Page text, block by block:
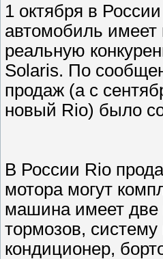
1 октября в
автомобиль имеет
реальную
Solaris. По
продаж (а с
новый Rio) было
В России Rio
мотора могут
машина имеет две
тормозов,
кондиционер,